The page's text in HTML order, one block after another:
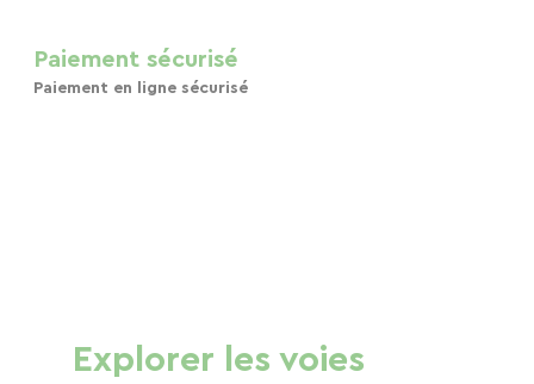
Paiement sécurisé
Paiement en ligne sécurisé
Explorer les voies